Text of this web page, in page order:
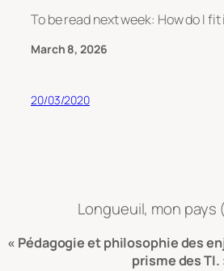
To be read next week: How do I
March 8, 2026
20/03/2020
Longueuil, mon pays
« Pédagogie et philosophie des
prisme des TI.